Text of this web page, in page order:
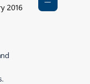
2016